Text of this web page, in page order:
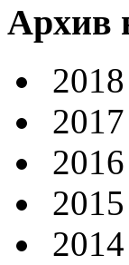
Архив
2018
2017
2016
2015
2014